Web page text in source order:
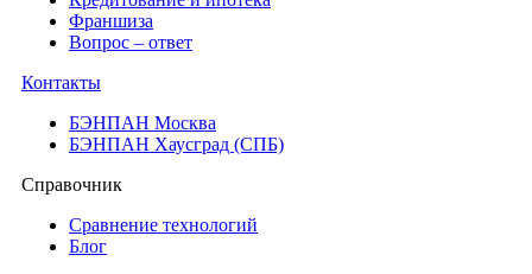
Франшиза
Вопрос – ответ
Контакты
БЭНПАН Москва
БЭНПАН Хаусград (СПБ)
Справочник
Сравнение технологий
Блог